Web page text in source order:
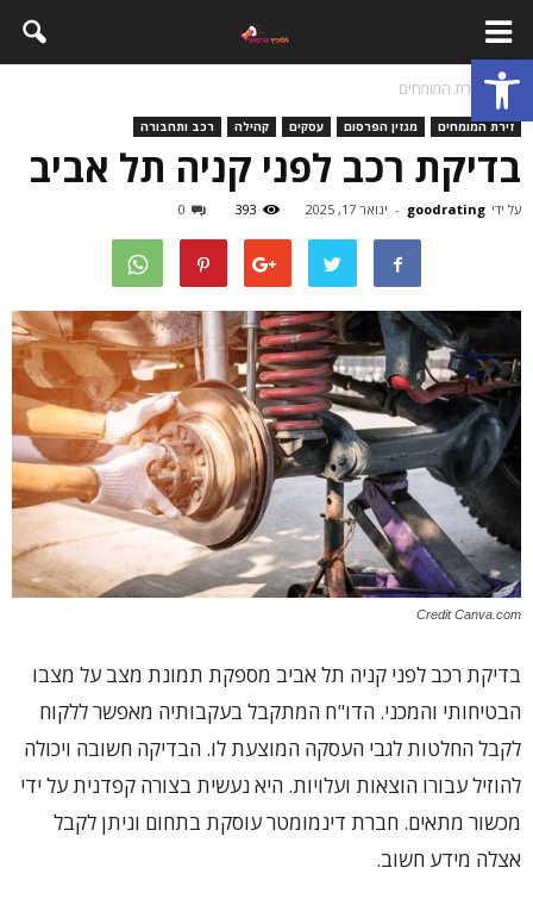
פתח סרגל נגישות
בית זירת המומחים
זירת המומחים מגזין הפרסום עסקים קהילה רכב ותחבורה
בדיקת רכב לפני קניה תל אביב
על ידי goodrating
- ינואר 17, 2025 393
0
Credit Canva.com
בדיקת רכב לפני קניה תל אביב מספקת תמונת מצב על מצבו
הבטיחותי והמכני. הדו"ח המתקבל בעקבותיה מאפשר ללקוח
לקבל החלטות לגבי העסקה המוצעת לו. הבדיקה חשובה ויכולה
להוזיל עבורו הוצאות ועלויות. היא נעשית בצורה קפדנית על ידי
מכשור מתאים. חברת דינמומטר עוסקת בתחום וניתן לקבל
אצלה מידע חשוב.